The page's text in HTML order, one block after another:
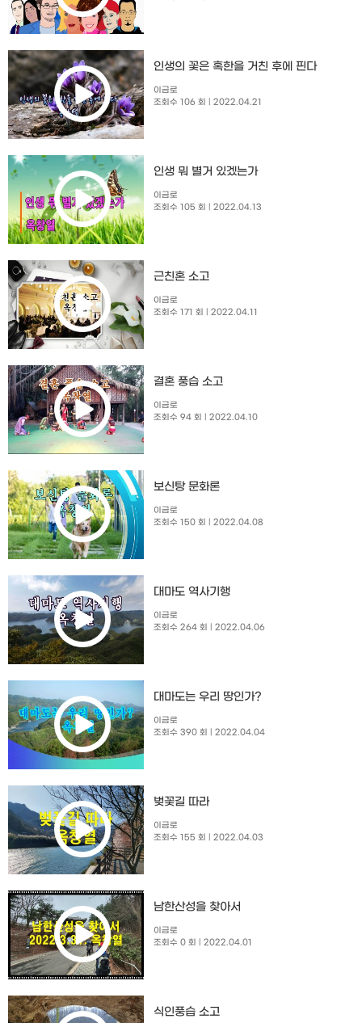
인생의 꽃은 혹한을 거친 후에 핀다
이금로
조회수 106 회
| 2022.04.21
인생 뭐 별거 있겠는가
이금로
조회수 105 회
| 2022.04.13
근친혼 소고
이금로
조회수 171 회
| 2022.04.11
결혼 풍습 소고
이금로
조회수 94 회
| 2022.04.10
보신탕 문화론
이금로
조회수 150 회
| 2022.04.08
대마도 역사기행
이금로
조회수 264 회
| 2022.04.06
대마도는 우리 땅인가?
이금로
조회수 390 회
| 2022.04.04
벚꽃길 따라
이금로
조회수 155 회
| 2022.04.03
남한산성을 찾아서
이금로
조회수 0 회
| 2022.04.01
식인풍습 소고